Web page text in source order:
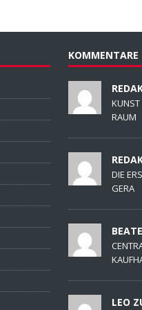
KOMMENTARE
KUNST
RAUM
DIE
GERA
LEO